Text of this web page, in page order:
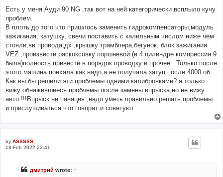
Есть у меня Ауди 90 NG ,так вот на ней категорически всплыло кучу
проблем.
В плоть до того что пришлось заменить гидрокомпенсаторы,модуль
зажигания, катушку, свечи поставить с калильным числом ниже чём
стояли,вв провода,дх ,крышку трамблера,бегунок, блок зажигания
VEZ.,произвести раскоксовку поршневой (в 4 цилиндре компрессия 9
была)полность привести в порядок проводку и прочее . Только после
этого машина поехала как надо,а не получала затуп после 4000 об.
Как вы бы решили эти проблемы одними калибровками? я только
вижу обнажившиеся проблемы после замены впрыска,но не вижу
авто !!!Впрыск не панацея ,надо уметь правильно решать проблемы
и прислушиваться что говорят и советуют
by ASSSSS
18 Feb 2022 23:41
дмитрий wrote: ↑